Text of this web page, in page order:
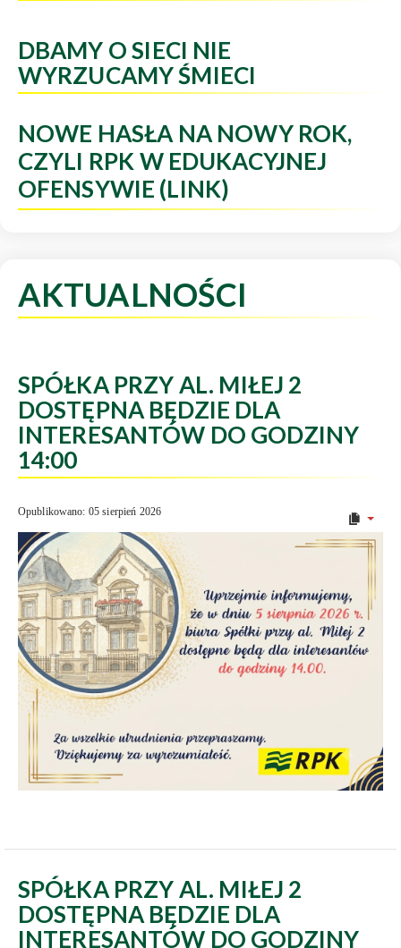
DBAMY O SIECI NIE
WYRZUCAMY ŚMIECI
NOWE HASŁA NA NOWY ROK,
CZYLI RPK W EDUKACYJNEJ
OFENSYWIE (LINK)
AKTUALNOŚCI
SPÓŁKA PRZY AL. MIŁEJ 2
DOSTĘPNA BĘDZIE DLA
INTERESANTÓW DO GODZINY
14:00
Opublikowano: 05 sierpień 2026
SPÓŁKA PRZY AL. MIŁEJ 2
DOSTĘPNA BĘDZIE DLA
INTERESANTÓW DO GODZINY